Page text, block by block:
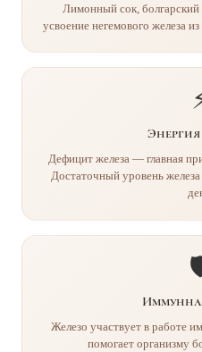
Лимонный сок,
усвоение негемового железа
Дефицит железа — главная
Достаточный уровень
Железо участвует в работе
помогает организму